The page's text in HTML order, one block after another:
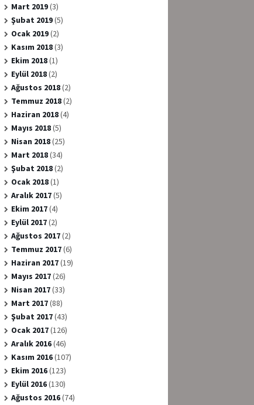
Mart 2019(3)
Şubat 2019(5)
Ocak 2019(2)
Kasım 2018(3)
Ekim 2018(1)
Eylül 2018(2)
Ağustos 2018(2)
Temmuz 2018(2)
Haziran 2018(4)
Mayıs 2018(5)
Nisan 2018(25)
Mart 2018(34)
Şubat 2018(2)
Ocak 2018(1)
Aralık 2017(5)
Ekim 2017(4)
Eylül 2017(2)
Ağustos 2017(2)
Temmuz 2017(6)
Haziran 2017(19)
Mayıs 2017(26)
Nisan 2017(33)
Mart 2017(88)
Şubat 2017(43)
Ocak 2017(126)
Aralık 2016(46)
Kasım 2016(107)
Ekim 2016(123)
Eylül 2016(130)
Ağustos 2016(74)